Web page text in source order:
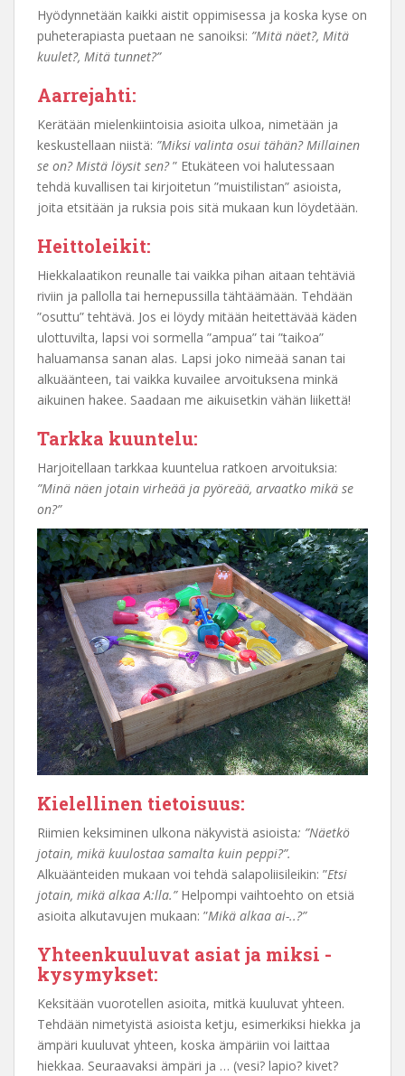
Hyödynnetään kaikki aistit oppimisessa ja koska kyse on
puheterapiasta puetaan ne sanoiksi: ”Mitä näet?, Mitä
kuulet?, Mitä tunnet?”
Aarrejahti:
Kerätään mielenkiintoisia asioita ulkoa, nimetään ja
keskustellaan niistä: ”Miksi valinta osui tähän? Millainen
se on? Mistä löysit sen?” Etukäteen voi halutessaan
tehdä kuvallisen tai kirjoitetun ”muistilistan” asioista,
joita etsitään ja ruksia pois sitä mukaan kun löydetään.
Heittoleikit:
Hiekkalaatikon reunalle tai vaikka pihan aitaan tehtäviä
riviin ja pallolla tai hernepussilla tähtäämään. Tehdään
”osuttu” tehtävä. Jos ei löydy mitään heitettävää käden
ulottuvilta, lapsi voi sormella ”ampua” tai ”taikoa”
haluamansa sanan alas. Lapsi joko nimeää sanan tai
alkuäänteen, tai vaikka kuvailee arvoituksena minkä
aikuinen hakee. Saadaan me aikuisetkin vähän liikettä!
Tarkka kuuntelu:
Harjoitellaan tarkkaa kuuntelua ratkoen arvoituksia:
”Minä näen jotain virheää ja pyöreää, arvaatko mikä se
on?”
Kielellinen tietoisuus:
Riimien keksiminen ulkona näkyvistä asioista: ”Näetkö
jotain, mikä kuulostaa samalta kuin peppi?”.
Alkuäänteiden mukaan voi tehdä salapoliisileikin: ”Etsi
jotain, mikä alkaa A:lla.”Helpompi vaihtoehto on etsiä
asioita alkutavujen mukaan: ”Mikä alkaa ai-..?”
Yhteenkuuluvat asiat ja miksi -
kysymykset:
Keksitään vuorotellen asioita, mitkä kuuluvat yhteen.
Tehdään nimetyistä asioista ketju, esimerkiksi hiekka ja
ämpäri kuuluvat yhteen, koska ämpäriin voi laittaa
hiekkaa. Seuraavaksi ämpäri ja … (vesi? lapio? kivet?